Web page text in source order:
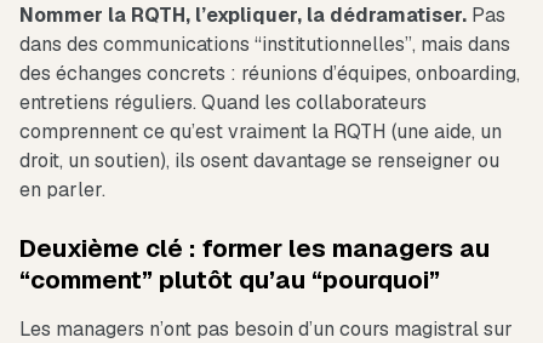
Nommer la RQTH, l’expliquer, la dédramatiser. Pas
dans des communications “institutionnelles”, mais dans
des échanges concrets : réunions d’équipes, onboarding,
entretiens réguliers. Quand les collaborateurs
comprennent ce qu’est vraiment la RQTH (une aide, un
droit, un soutien), ils osent davantage se renseigner ou
en parler.
Deuxième clé : former les managers au
“comment” plutôt qu’au “pourquoi”
Les managers n’ont pas besoin d’un cours magistral sur